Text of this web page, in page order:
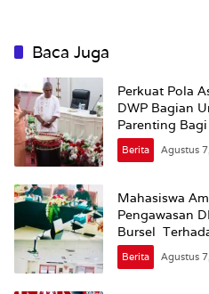
Baca Juga
Perkuat Pola
DWP Bagian
Parenting
Berita Agustus
Mahasiswa
Pengawasan
Bursel
Jalan
Berita Agustus